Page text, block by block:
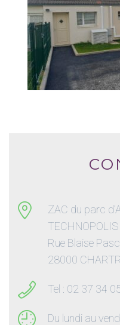
ZAC du parc
Rue Blaise
28000
Tel : 02 37 34
Du lundi au